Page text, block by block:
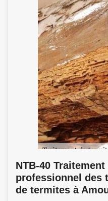
NTB-40
professionnel des
de termites à